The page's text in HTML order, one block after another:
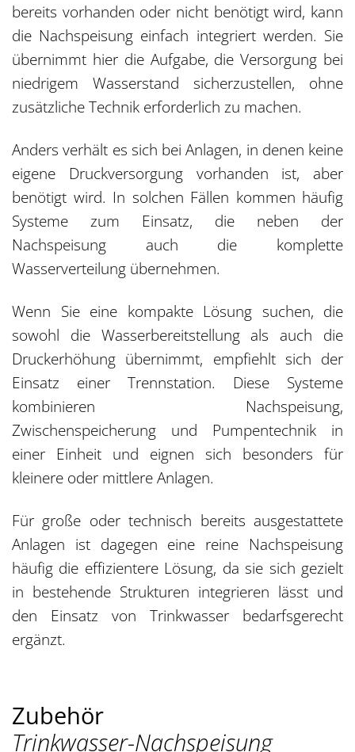
bereits vorhanden oder nicht benötigt wird, kann
die Nachspeisung einfach integriert werden. Sie
übernimmt hier die Aufgabe, die Versorgung bei
niedrigem Wasserstand sicherzustellen, ohne
zusätzliche Technik erforderlich zu machen.
Anders verhält es sich bei Anlagen, in denen keine
eigene Druckversorgung vorhanden ist, aber
benötigt wird. In solchen Fällen kommen häufig
Systeme zum Einsatz, die neben der
Nachspeisung auch die komplette
Wasserverteilung übernehmen.
Wenn Sie eine kompakte Lösung suchen, die
sowohl die Wasserbereitstellung als auch die
Druckerhöhung übernimmt, empfiehlt sich der
Einsatz einer Trennstation. Diese Systeme
kombinieren Nachspeisung,
Zwischenspeicherung und Pumpentechnik in
einer Einheit und eignen sich besonders für
kleinere oder mittlere Anlagen.
Für große oder technisch bereits ausgestattete
Anlagen ist dagegen eine reine Nachspeisung
häufig die effizientere Lösung, da sie sich gezielt
in bestehende Strukturen integrieren lässt und
den Einsatz von Trinkwasser bedarfsgerecht
ergänzt.
Zubehör
Trinkwasser-Nachspeisung